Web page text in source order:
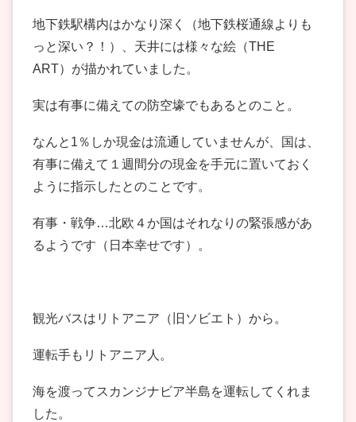
地下鉄駅構内はかなり深く（地下鉄桜通線よりも
っと深い？！）、天井には様々な絵（THE
ART）が描かれていました。
実は有事に備えての防空壕でもあるとのこと。
なんと1％しか現金は流通していませんが、国は、
有事に備えて１週間分の現金を手元に置いておく
ように指示したとのことです。
有事・戦争…北欧４か国はそれなりの緊張感があ
るようです（日本幸せです）。
観光バスはリトアニア（旧ソビエト）から。
運転手もリトアニア人。
海を渡ってスカンジナビア半島を運転してくれま
した。